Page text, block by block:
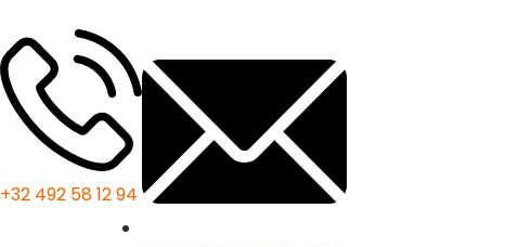
+32 492 58 12 94